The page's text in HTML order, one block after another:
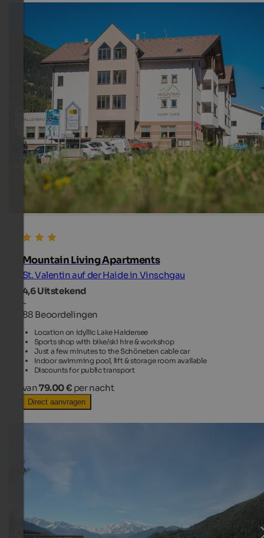
Mountain Living Apartments
St. Valentin auf der Haide in Vinschgau
4,6Uitstekend
-
88 Beoordelingen
Location on idyllic Lake Haidersee
Sports shop with bike/ski hire & workshop
Just a few minutes to the Schöneben cable car
Indoor swimming pool, lift & storage room available
Discounts for public transport
van79.00 € per nacht
Direct aanvragen